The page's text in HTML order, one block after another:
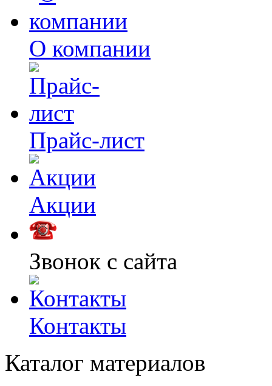
О компании
Прайс-лист
Акции
Звонок с сайта
Контакты
Каталог материалов